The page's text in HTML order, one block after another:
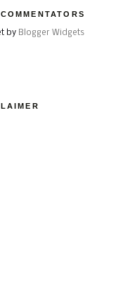
by Blogger Widgets